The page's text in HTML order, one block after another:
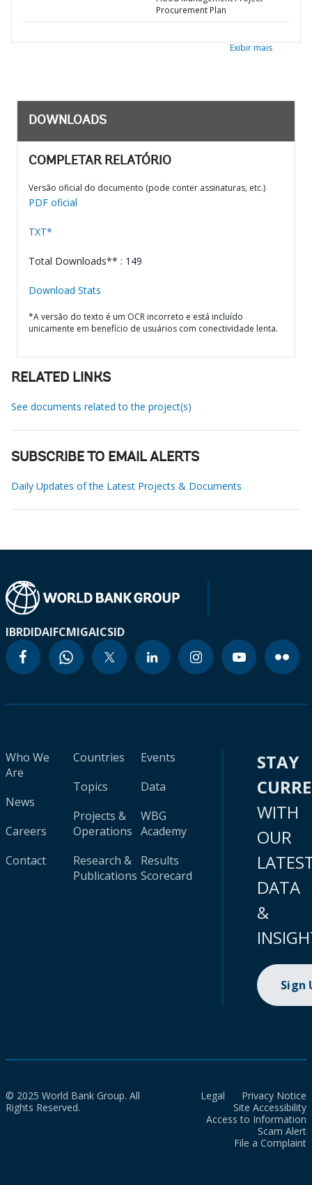
Procurement Plan
Exibir mais
DOWNLOADS
COMPLETAR RELATÓRIO
Versão oficial do documento (pode conter assinaturas, etc.)
PDF oficial
TXT*
Total Downloads** : 149
Download Stats
*A versão do texto é um OCR incorreto e está incluído
unicamente em benefício de usuários com conectividade lenta.
RELATED LINKS
See documents related to the project(s)
SUBSCRIBE TO EMAIL ALERTS
Daily Updates of the Latest Projects & Documents
IBRDIDAIFCMIGAICSID
Who We
Are
News
Careers
Contact
Countries
Topics
Projects &
Operations
Research &
Publications
Events
Data
WBG
Academy
Results
Scorecard
STAY
WITH
OUR
DATA
&
Sign
© 2025 World Bank Group. All
Rights Reserved.
Legal
Privacy Notice
Site Accessibility
Access to Information
Scam Alert
File a Complaint